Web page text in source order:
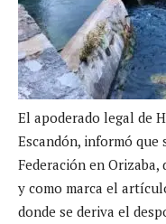
El apoderado legal de
Escandón, informó
Federación en
y como marca el
donde se deriva el